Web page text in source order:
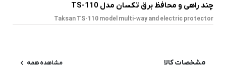
چند راهی و محافظ برق تکسان مدل TS-110
Taksan TS-110 model multi-way and electric protector
مشخصات کالا مشاهده همه